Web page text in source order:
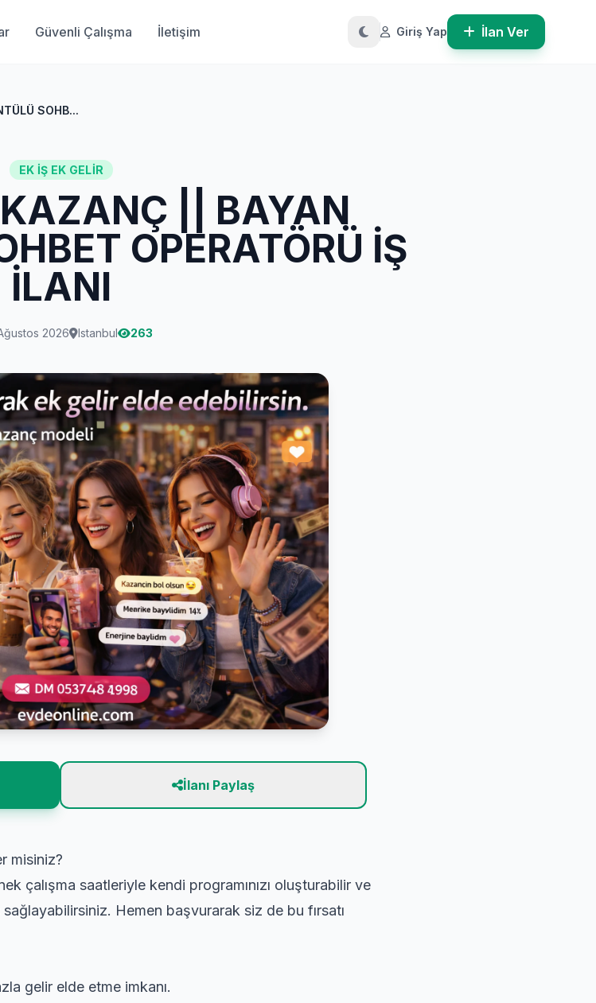
Güvenli Çalışma İletişim Giriş Yap İlan Ver
SOHB...
EK İŞ EK GELIR
|| BAYAN
OPERATÖRÜ İŞ
İLANI
2026 Istanbul 263
İlanı Paylaş
misiniz?
çalışma saatleriyle kendi programınızı oluşturabilir ve
Hemen başvurarak siz de bu fırsatı
gelir elde etme imkanı.